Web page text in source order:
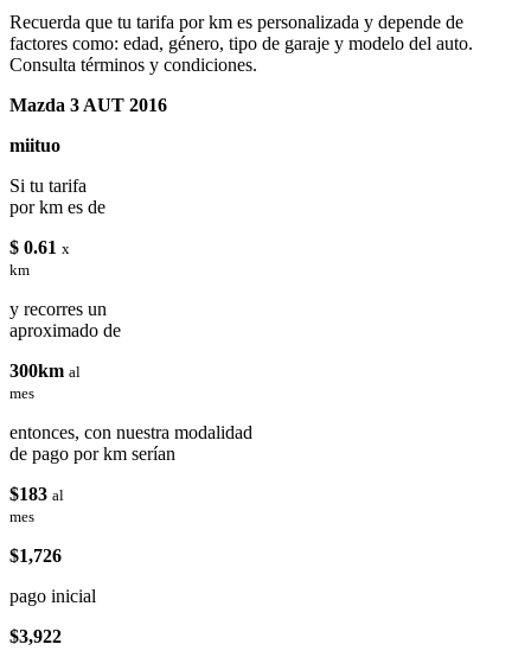
Recuerda que tu tarifa por km es personalizada y depende de
factores como: edad, género, tipo de garaje y modelo del auto.
Consulta términos y condiciones.
Mazda 3 AUT 2016
miituo
Si tu tarifa
por km es de
$ 0.61 x
km
y recorres un
aproximado de
300km al
mes
entonces, con nuestra modalidad
de pago por km serían
$183 al
mes
$1,726
pago inicial
$3,922